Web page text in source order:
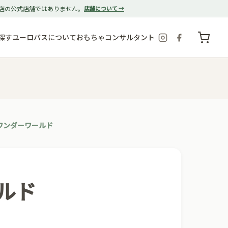
の公式店舗ではありません。 店舗について →
すユーロバスについておもちゃコンサルタント
ダーワールド
ド